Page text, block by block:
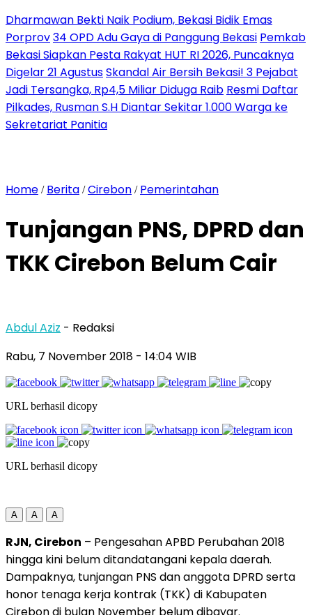
Dharmawan Bekti Naik Podium, Bekasi Bidik Emas
Porprov34 OPD Adu Gaya di Panggung Bekasi Pemkab
Bekasi Siapkan Pesta Rakyat HUT RI 2026, Puncaknya
Digelar 21 AgustusSkandal Air Bersih Bekasi! 3 Pejabat
Jadi Tersangka, Rp4,5 Miliar Diduga Raib Resmi Daftar
Pilkades, Rusman S.H Diantar Sekitar 1.000 Warga ke
Sekretariat Panitia
Home / Berita /Cirebon / Pemerintahan
Tunjangan PNS, DPRD dan
TKK Cirebon Belum Cair
Abdul Aziz - Redaksi
Rabu, 7 November 2018 - 14:04 WIB
URL berhasil dicopy
URL berhasil dicopy
A A A
RJN, Cirebon – Pengesahan APBD Perubahan 2018
hingga kini belum ditandatangani kepala daerah.
Dampaknya, tunjangan PNS dan anggota DPRD serta
honor tenaga kerja kontrak (TKK) di Kabupaten
Cirebon di bulan November belum dibayar.